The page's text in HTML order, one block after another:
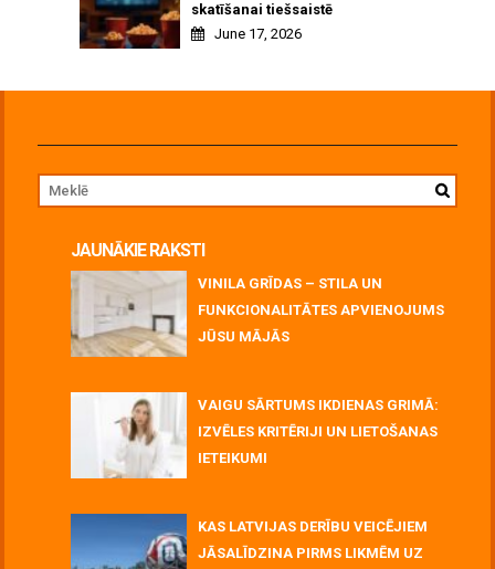
skatīšanai tiešsaistē
June 17, 2026
JAUNĀKIE RAKSTI
VINILA GRĪDAS – STILA UN
FUNKCIONALITĀTES APVIENOJUMS
JŪSU MĀJĀS
VAIGU SĀRTUMS IKDIENAS GRIMĀ:
IZVĒLES KRITĒRIJI UN LIETOŠANAS
IETEIKUMI
KAS LATVIJAS DERĪBU VEICĒJIEM
JĀSALĪDZINA PIRMS LIKMĒM UZ